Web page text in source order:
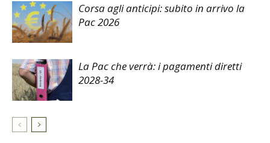
Corsa agli anticipi: subito in arrivo la
Pac 2026
La Pac che verrà: i pagamenti diretti
2028-34